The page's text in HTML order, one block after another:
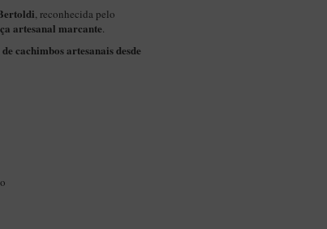
, reconhecida pelo
artesanal marcante.
cachimbos artesanais desde